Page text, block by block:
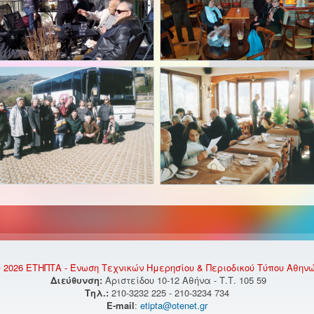
ΕΤΗΠΤΑ - Ένωση Τεχνικών Ημερησίου & Περιοδικού Τύπου
Διεύθυνση: Αριστείδου 10-12 Αθήνα - Τ.Τ. 105 59
Τηλ.: 210-3232 225 - 210-3234 734
E-mail: etipta@otenet.gr